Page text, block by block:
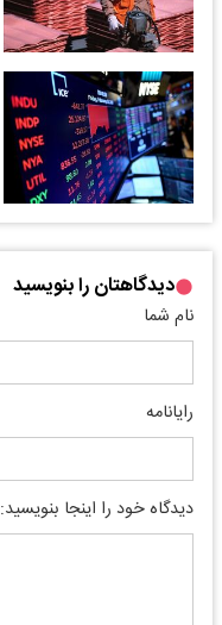
دیدگاهتان را بنویسید
نام شما
رایانامه
دیدگاه خود را اینجا بنویسید: